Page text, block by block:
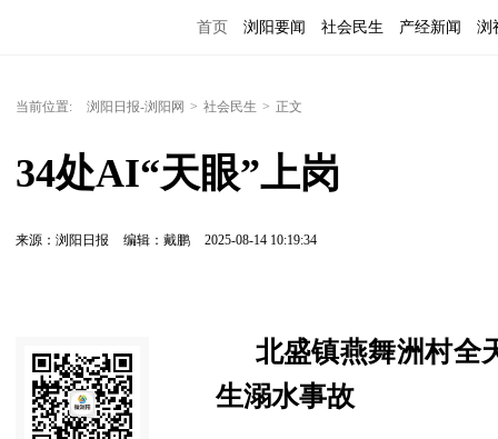
首页 浏阳要闻 社会民生 产经新闻 浏
当前位置: 浏阳日报-浏阳网 > 社会民生 > 正文
34处AI“天眼”上岗
来源：浏阳日报 编辑：戴鹏 2025-08-14 10:19:34
北盛镇燕舞洲村全
生溺水事故